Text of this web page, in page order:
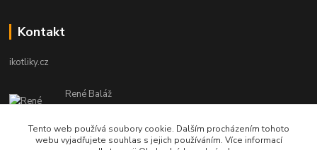
Kontakt
ikotliky.cz
René Baláž
Eshop: +421 902 212 007
od 8:00 - do 16:00 hod
Tento web používá soubory cookie. Dalším procházením tohoto
webu vyjadřujete souhlas s jejich používáním. Více informací